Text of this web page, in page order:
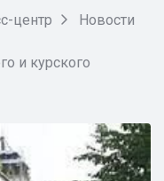
центр
Новости
и курского